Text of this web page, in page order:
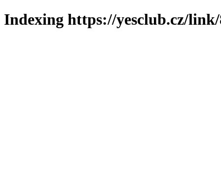
Indexing https://yesclub.cz/link/